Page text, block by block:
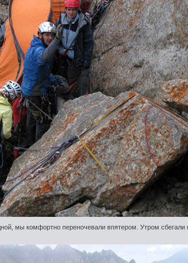
мы комфортно переночевали впятером. Утром сбегали